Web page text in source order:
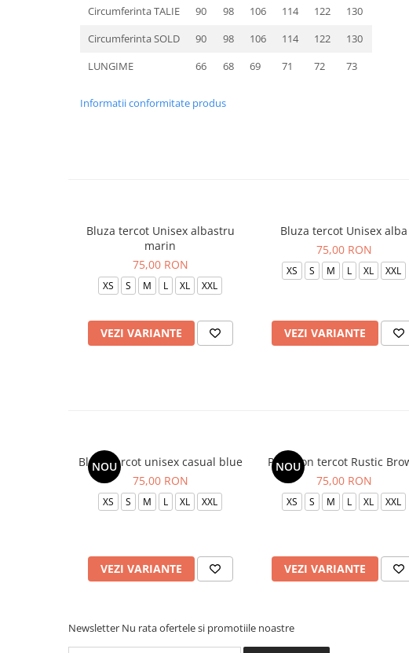
Circumferinta TALIE
90 98 106 114 122
130
Circumferinta SOLD
90 98 106 114 122
130
LUNGIME
66 68 69 71 72 73
Informatii conformitate produs
Bluza tercot Unisex albastru
marin
75,00 RON
XS S M L XL XXL
VEZI VARIANTE
Bluza tercot Unisex alba
75,00 RON
XS S M L XL XXL
VEZI VARIANTE
NOU
Bluza tercot unisex casual blue
75,00 RON
XS S M L XL XXL
VEZI VARIANTE
NOU
Pantalon tercot Rustic
75,00 RON
XS S M L XL XXL
VEZI VARIANTE
Newsletter Nu rata ofertele si promotiile noastre